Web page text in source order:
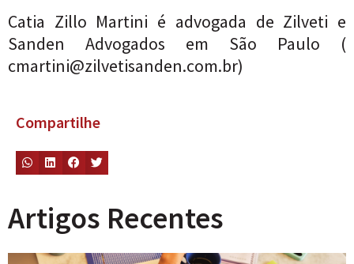
Catia Zillo Martini é advogada de Zilveti e
Sanden Advogados em São Paulo (
cmartini@zilvetisanden.com.br)
Compartilhe
Artigos Recentes